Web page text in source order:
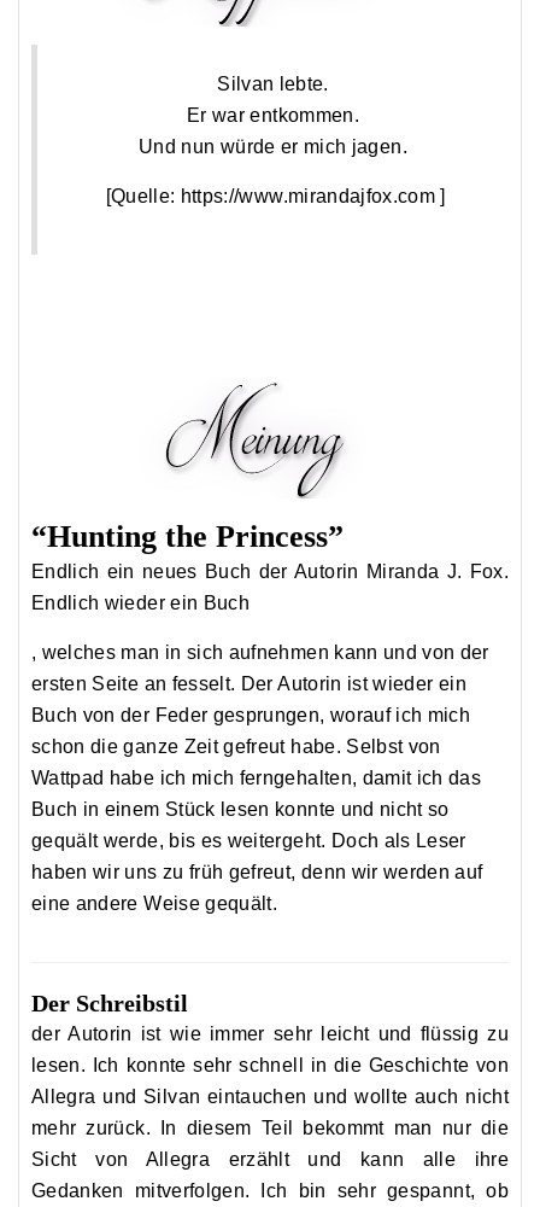
Silvan lebte.
Er war entkommen.
Und nun würde er mich jagen.
[Quelle: https://www.mirandajfox.com ]
“Hunting the Princess”
Endlich ein neues Buch der Autorin Miranda J. Fox.
Endlich wieder ein Buch
, welches man in sich aufnehmen kann und von der
ersten Seite an fesselt. Der Autorin ist wieder ein
Buch von der Feder gesprungen, worauf ich mich
schon die ganze Zeit gefreut habe. Selbst von
Wattpad habe ich mich ferngehalten, damit ich das
Buch in einem Stück lesen konnte und nicht so
gequält werde, bis es weitergeht. Doch als Leser
haben wir uns zu früh gefreut, denn wir werden auf
eine andere Weise gequält.
Der Schreibstil
der Autorin ist wie immer sehr leicht und flüssig zu
lesen. Ich konnte sehr schnell in die Geschichte von
Allegra und Silvan eintauchen und wollte auch nicht
mehr zurück. In diesem Teil bekommt man nur die
Sicht von Allegra erzählt und kann alle ihre
Gedanken mitverfolgen. Ich bin sehr gespannt, ob